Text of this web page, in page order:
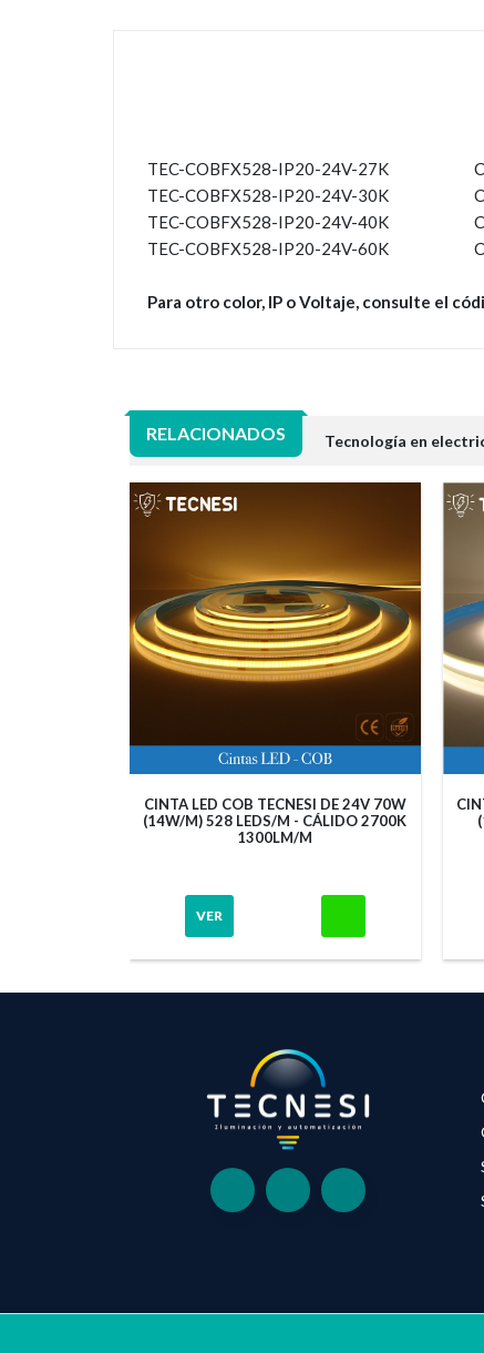
TEC-COBFX528-IP20-24V-27K
TEC-COBFX528-IP20-24V-30K
TEC-COBFX528-IP20-24V-40K
TEC-COBFX528-IP20-24V-60K
Para otro color, IP o Voltaje, consulte el
RELACIONADOS Tecnología en
CINTA LED COB TECNESI DE 24V 70W
(14W/M) 528 LEDS/M - CÁLIDO 2700K
1300LM/M
VER